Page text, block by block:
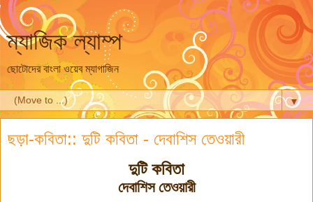
ম্যাজিক ল্যাম্প
ছোটোদের বাংলা ওয়েব ম্যাগাজিন
▼
ছড়া-কবিতা:: দুটি কবিতা - দেবাশিস তেওয়ারী
দুটি কবিতা
দেবাশিস তেওয়ারী